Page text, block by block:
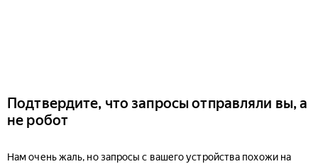
Подтвердите, что запросы отправляли вы, а
не робот
Нам очень жаль, но запросы с вашего устройства похожи на